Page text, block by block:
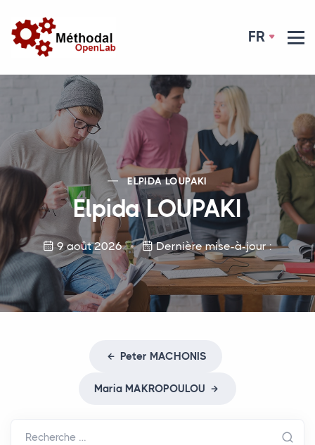
FR
ELPIDALOUPAKI
ElpidaLOUPAKI
9 août 2026 Dernière mise-à-jour :
Peter MACHONIS
Maria MAKROPOULOU
Recherche …